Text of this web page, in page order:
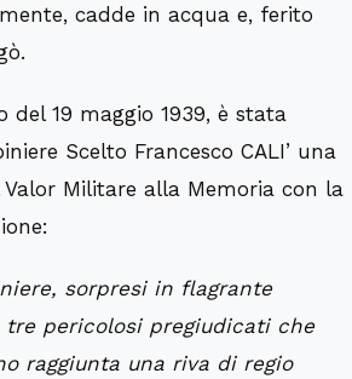
cadde in acqua e, ferito
del 19 maggio 1939, è stata
Scelto Francesco CALI’ una
Valor Militare alla Memoria con la
sorpresi in flagrante
pericolosi pregiudicati che
raggiunta una riva di regio